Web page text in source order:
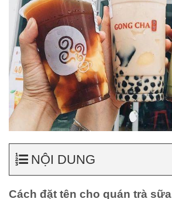
NỘI DUNG
Cách đặt tên cho quán trà